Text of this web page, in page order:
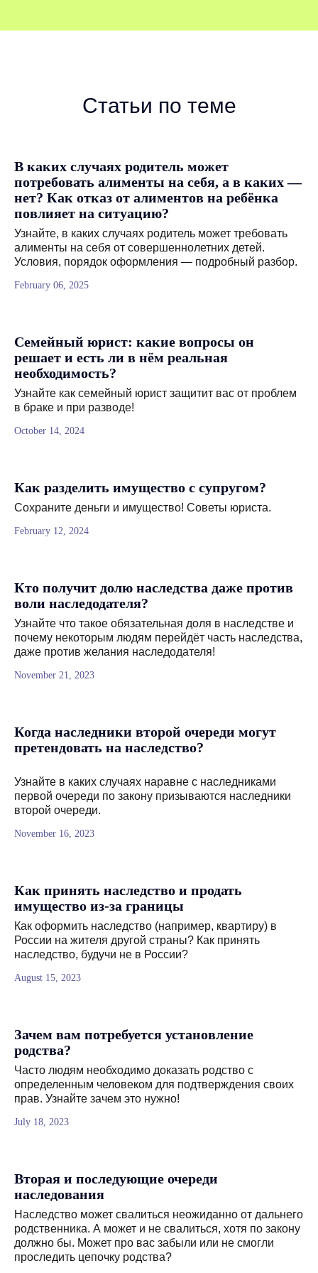
Статьи по теме
В каких случаях родитель может
потребовать алименты на себя, а в каких —
нет? Как отказ от алиментов на ребёнка
повлияет на ситуацию?
Узнайте, в каких случаях родитель может требовать
алименты на себя от совершеннолетних детей.
Условия, порядок оформления — подробный разбор.
February 06, 2025
Семейный юрист: какие вопросы он
решает и есть ли в нём реальная
необходимость?
Узнайте как семейный юрист защитит вас от проблем
в браке и при разводе!
October 14, 2024
Как разделить имущество с супругом?
Сохраните деньги и имущество! Советы юриста.
February 12, 2024
Кто получит долю наследства даже против
воли наследодателя?
Узнайте что такое обязательная доля в наследстве и
почему некоторым людям перейдёт часть наследства,
даже против желания наследодателя!
November 21, 2023
Когда наследники второй очереди могут
претендовать на наследство?
Узнайте в каких случаях наравне с наследниками
первой очереди по закону призываются наследники
второй очереди.
November 16, 2023
Как принять наследство и продать
имущество из-за границы
Как оформить наследство (например, квартиру) в
России на жителя другой страны? Как принять
наследство, будучи не в России?
August 15, 2023
Зачем вам потребуется установление
родства?
Часто людям необходимо доказать родство с
определенным человеком для подтверждения своих
прав. Узнайте зачем это нужно!
July 18, 2023
Вторая и последующие очереди
наследования
Наследство может свалиться неожиданно от дальнего
родственника. А может и не свалиться, хотя по закону
должно бы. Может про вас забыли или не смогли
проследить цепочку родства?
Нажимая на кнопку вы соглашаетесь с
политикойконфиденциальности.
Адрес: 107031, Москва, ул. Петровка,
Театральная, Кузнецкий мост, Цветной
бульвар.
ООО «Юридический центр: право
ОГРН 1027739012795
Метка Яндекс.Навигатор